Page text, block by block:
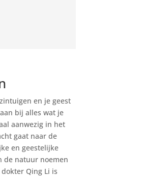
en je geest
bij alles wat je
aanwezig in het
gaat naar de
en geestelijke
de natuur noemen
Qing Li is